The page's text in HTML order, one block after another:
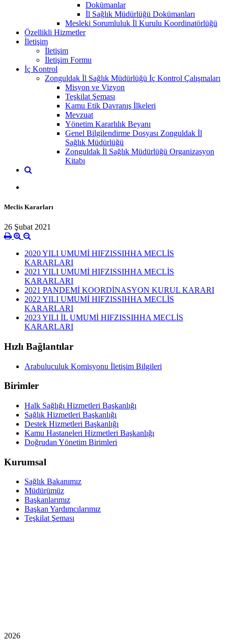
Dokümanlar
İl Sağlık Müdürlüğü Dokümanları
Mesleki Sorumluluk İl Kurulu Koordinatörlüğü
Özellikli Hizmetler
İletişim
İletişim
İletişim Formu
İç Kontrol
Zonguldak İl Sağlık Müdürlüğü İç Kontrol Çalışmaları
Misyon ve Vizyon
Teşkilat Şeması
Kamu Etik Davranış İlkeleri
Mevzuat
Yönetim Kararlılık Beyanı
Genel Bilgilendirme Dosyası Zonguldak İl
Sağlık Müdürlüğü
Zonguldak İl Sağlık Müdürlüğü Organizasyon
Kitabı
Meclis Kararları
26 Şubat 2021
2020 YILI UMUMİ HIFZISSIHHA MECLİS
KARARLARI
2021 YILI UMUMİ HIFZISSIHHA MECLİS
KARARLARI
2021 PANDEMİ KOORDİNASYON KURUL KARARI
2022 YILI UMUMİ HIFZISSIHHA MECLİS
KARARLARI
2023 YILI İL UMUMİ HIFZISSIHHA MECLİS
KARARLARI
Hızlı Bağlantılar
Arabuluculuk Komisyonu İletişim Bilgileri
Birimler
Halk Sağlığı Hizmetleri Başkanlığı
Sağlık Hizmetleri Başkanlığı
Destek Hizmetleri Başkanlığı
Kamu Hastaneleri Hizmetleri Başkanlığı
Doğrudan Yönetim Birimleri
Kurumsal
Sağlık Bakanımız
Müdürümüz
Başkanlarımız
Başkan Yardımcılarımız
Teşkilat Şeması
2026